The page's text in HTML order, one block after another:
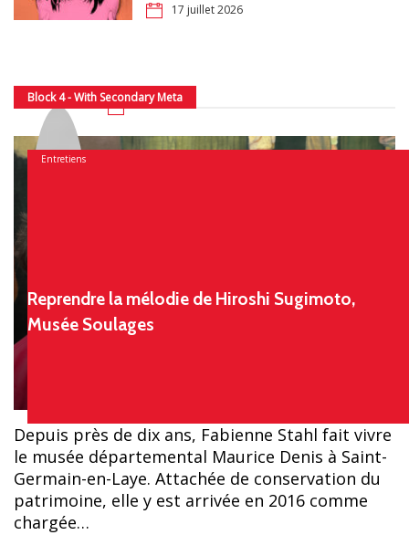
17 juillet 2026
Block 4 - With Secondary Meta
Entretiens
Depuis près de dix ans, Fabienne Stahl fait vivre
le musée départemental Maurice Denis à Saint-
Germain-en-Laye. Attachée de conservation du
patrimoine, elle y est arrivée en 2016 comme
chargée…
Reprendre la mélodie de Hiroshi Sugimoto,
Musée Soulages